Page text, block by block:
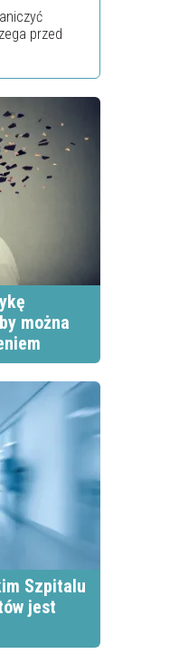
przed
można
Szpitalu
jest